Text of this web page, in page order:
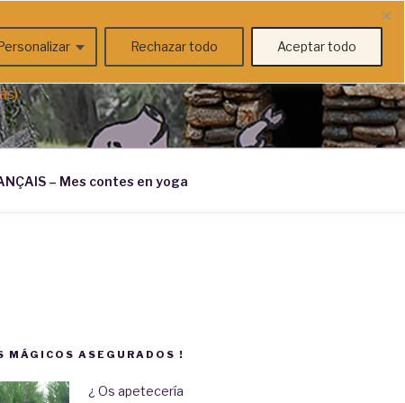
Rechazar todo Aceptar todo
– Mes contes en yoga
MÁGICOS ASEGURADOS !
¿ Os apetecería